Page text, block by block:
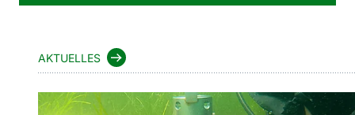
AKTUELLES